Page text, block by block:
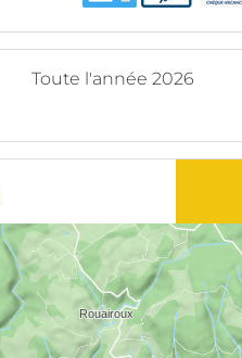
Toute l'année 2026